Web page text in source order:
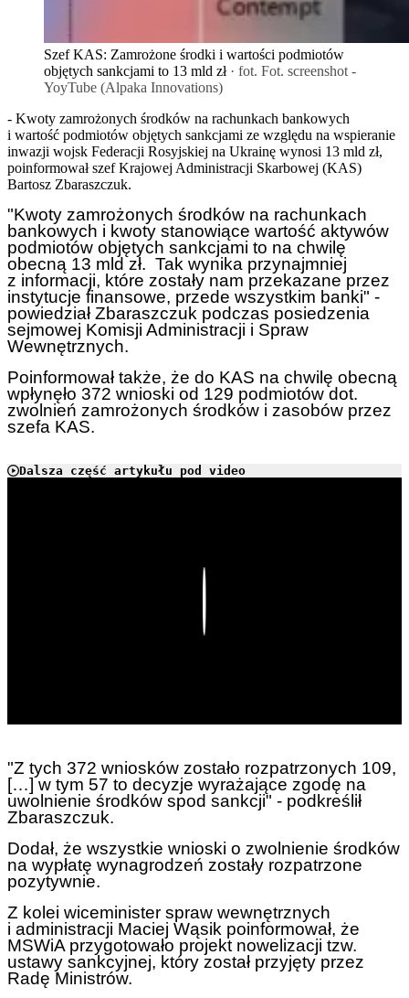
Szef KAS: Zamrożone środki i wartości podmiotów
objętych sankcjami to 13 mld zł· fot. Fot. screenshot -
YoyTube (Alpaka Innovations)
- Kwoty zamrożonych środków na rachunkach bankowych
i wartość podmiotów objętych sankcjami ze względu na wspieranie
inwazji wojsk Federacji Rosyjskiej na Ukrainę wynosi 13 mld zł,
poinformował szef Krajowej Administracji Skarbowej (KAS)
Bartosz Zbaraszczuk.
"Kwoty zamrożonych środków na rachunkach
bankowych i kwoty stanowiące wartość aktywów
podmiotów objętych sankcjami to na chwilę
obecną 13 mld zł. Tak wynika przynajmniej
z informacji, które zostały nam przekazane przez
instytucje finansowe, przede wszystkim banki" -
powiedział Zbaraszczuk podczas posiedzenia
sejmowej Komisji Administracji i Spraw
Wewnętrznych.
Poinformował także, że do KAS na chwilę obecną
wpłynęło 372 wnioski od 129 podmiotów dot.
zwolnień zamrożonych środków i zasobów przez
szefa KAS.
Dalsza część artykułu pod video
"Z tych 372 wniosków zostało rozpatrzonych 109,
[…] w tym 57 to decyzje wyrażające zgodę na
uwolnienie środków spod sankcji" - podkreślił
Zbaraszczuk.
Dodał, że wszystkie wnioski o zwolnienie środków
na wypłatę wynagrodzeń zostały rozpatrzone
pozytywnie.
Z kolei wiceminister spraw wewnętrznych
i administracji Maciej Wąsik poinformował, że
MSWiA przygotowało projekt nowelizacji tzw.
ustawy sankcyjnej, który został przyjęty przez
Radę Ministrów.